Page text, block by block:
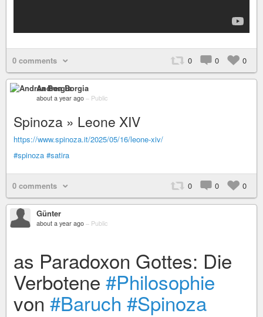
0 comments 0 0 0
Andrea Borgia
about a year ago – Public
Spinoza » Leone XIV
https://www.spinoza.it/2025/05/16/leone-xiv/
#spinoza #satira
0 comments 0 0 0
Günter
about a year ago – Public
as Paradoxon Gottes: Die
Verbotene #Philosophie
von #Baruch #Spinoza